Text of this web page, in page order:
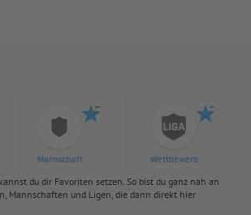
Mannschaft Wettbewerb
du dir Favoriten setzen. So bist du ganz nah an
Mannschaften und Ligen, die dann direkt hier